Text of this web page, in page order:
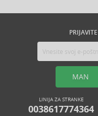
MAN
LINIJA ZA STRANKE
0038617774364